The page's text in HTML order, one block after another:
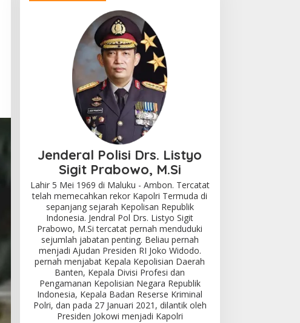
Jenderal Polisi Drs. Listyo
Sigit Prabowo, M.Si
Lahir 5 Mei 1969 di Maluku - Ambon. Tercatat
telah memecahkan rekor Kapolri Termuda di
sepanjang sejarah Kepolisan Republik
Indonesia. Jendral Pol Drs. Listyo Sigit
Prabowo, M.Si tercatat pernah menduduki
sejumlah jabatan penting. Beliau pernah
menjadi Ajudan Presiden RI Joko Widodo.
pernah menjabat Kepala Kepolisian Daerah
Banten, Kepala Divisi Profesi dan
Pengamanan Kepolisian Negara Republik
Indonesia, Kepala Badan Reserse Kriminal
Polri, dan pada 27 Januari 2021, dilantik oleh
Presiden Jokowi menjadi Kapolri